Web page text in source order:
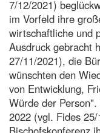
7/12/2021)
im Vorfeld ihre
wirtschaftliche und
Ausdruck gebracht
27/11/2021), die
wünschten den
von Entwicklung,
Würde der
2022 (vgl. Fides